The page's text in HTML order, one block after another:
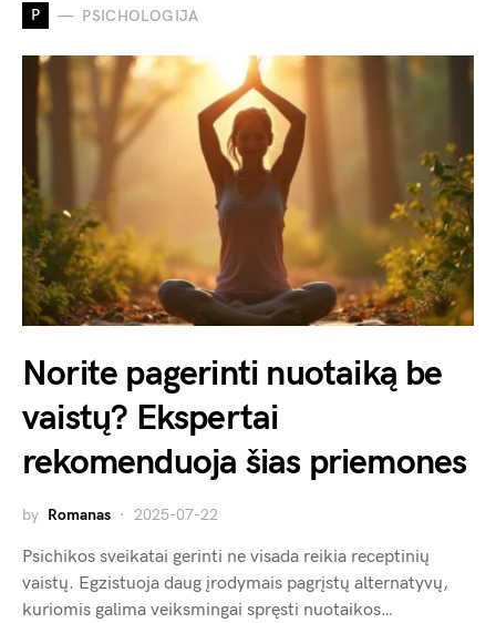
P PSICHOLOGIJA
Norite pagerinti nuotaiką be
vaistų? Ekspertai
rekomenduoja šias priemones
by Romanas 2025-07-22
Psichikos sveikatai gerinti ne visada reikia receptinių
vaistų. Egzistuoja daug įrodymais pagrįstų alternatyvų,
kuriomis galima veiksmingai spręsti nuotaikos…